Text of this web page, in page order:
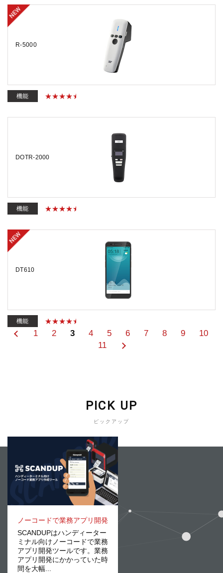
R-5000
機能
DOTR-2000
機能
DT610
機能
1 2 3 4 5 6 7 8 9
10
11
PICK UP
ピックアップ
ノーコードで業務アプリ開発
SCANDUPはハンディーター
ミナル向けノーコードで業務
アプリ開発ツールです。業務
アプリ開発にかかっていた時
間を大幅...